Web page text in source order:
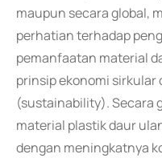
maupun secara global,
perhatian terhadap
pemanfaatan material
prinsip ekonomi
(sustainability). Secara
material plastik daur
dengan meningkatnya